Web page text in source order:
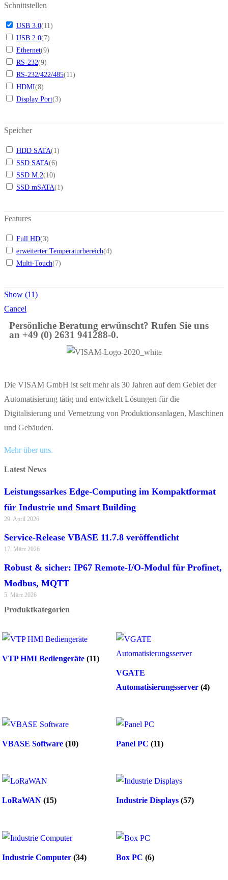
Schnittstellen
USB 3.0(11)
USB 2.0(7)
Ethernet(9)
RS-232(9)
RS-232/422/485(11)
HDMI(8)
Display Port(3)
Speicher
HDD SATA(1)
SSD SATA(6)
SSD M.2(10)
SSD mSATA(1)
Features
Full HD(3)
erweiterter Temperaturbereich(4)
Multi-Touch(7)
Show (11)
Cancel
Persönliche Beratung erwünscht? Rufen Sie uns
an +49 (0) 2631 941288-0.
Die VISAM GmbH ist seit mehr als 30 Jahren auf dem Gebiet der
Automatisierung tätig und entwickelt Lösungen für die
Digitalisierung und Vernetzung von Produktionsanlagen, Maschinen
und Gebäuden.
Mehr über uns.
Latest News
Leistungssarkes Edge-Computing im Kompaktformat
für Industrie und Smart Building
29. April 2026
Service-Release VBASE 11.7.8 veröffentlicht
17. März 2026
Robust & sicher: IP67 Remote-I/O-Modul für Profinet,
Modbus, MQTT
5. März 2026
Produktkategorien
VTP HMI Bediengeräte (11)
VGATE
Automatisierungsserver (4)
VBASE Software (10) Panel PC (11)
LoRaWAN (15) Industrie Displays (57)
Industrie Computer (34) Box PC (6)